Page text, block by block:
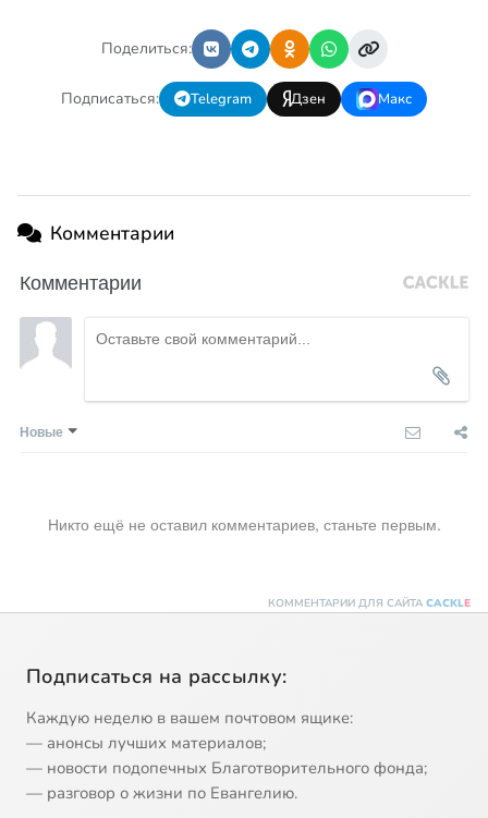
Поделиться:
Подписаться: Telegram Дзен Макс
Комментарии
Комментарии
Новые
Никто ещё не оставил комментариев, станьте первым.
КОММЕНТАРИИ ДЛЯ САЙТА CACKLE
Подписаться на рассылку:
Каждую неделю в вашем почтовом ящике:
— анонсы лучших материалов;
— новости подопечных Благотворительного фонда;
— разговор о жизни по Евангелию.